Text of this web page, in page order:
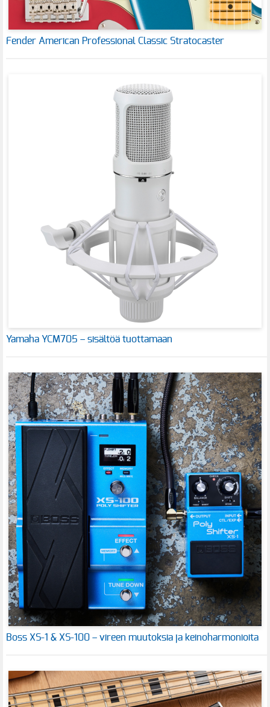
Fender American Professional Classic Stratocaster
Yamaha YCM705 – sisältöä tuottamaan
Boss XS-1 & XS-100 – vireen muutoksia ja keinoharmonioita